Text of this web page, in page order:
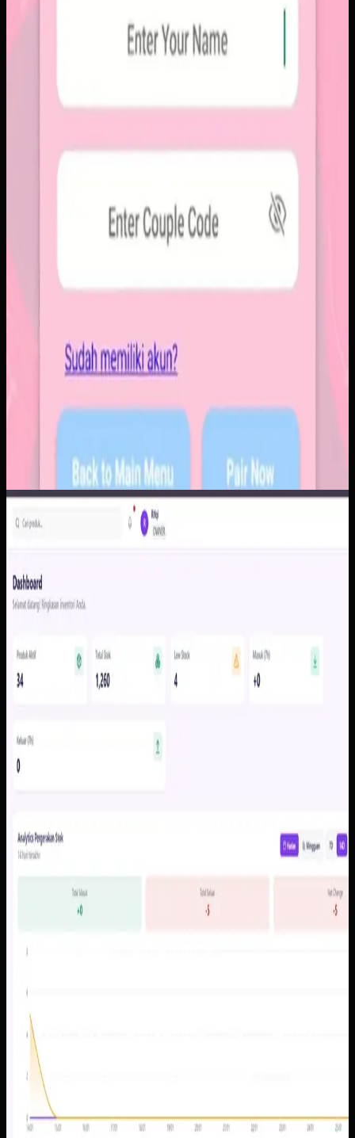
Kami membangun aplikasi mobile dengan alur berbagi yang
ringkas, notifikasi cepat, dan arsip momen yang tersusun
rapi. Sistemnya dirancang untuk percakapan visual yang
lebih personal tanpa membawa beban feed publik.
Software Kustom
Inventoryku
Sebelumnya
admin yang berbeda sehingga pemilik terlambat melihat
stok menipis, barang lambat bergerak, atau selisih mutasi.
Akibatnya keputusan operasional sering bergantung pada
rekap tambahan yang memakan waktu.
Kami membangun dasbor stok, histori mutasi, alert stok
minimum, dan jejak audit dalam satu sistem yang mudah
Baca studi kasus